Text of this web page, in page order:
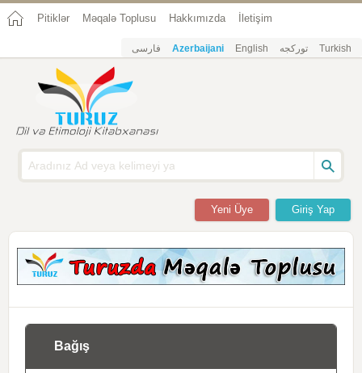
Pitiklər Məqalə Toplusu Hakkımızda İletişim
فارسی Azerbaijani English تورکجه Turkish
Giriş Yap
Yeni Üye
Bağış